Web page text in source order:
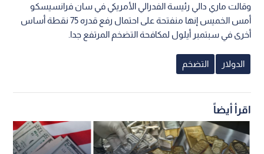
وقالت ماري دالي رئيسة الفدرالي الأمريكي في سان فرانسيسكو
أمس الخميس إنها منفتحة على احتمال رفع قدره 75 نقطة أساس
أخرى في سبتمبر أيلول لمكافحة التضخم المرتفع جدا.
الدولار التضخم
اقرأ أيضاً